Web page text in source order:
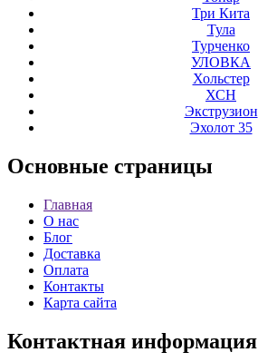
Три Кита
Тула
Турченко
УЛОВКА
Хольстер
ХСН
Экструзион
Эхолот 35
Основные страницы
Главная
О нас
Блог
Доставка
Оплата
Контакты
Карта сайта
Контактная информация